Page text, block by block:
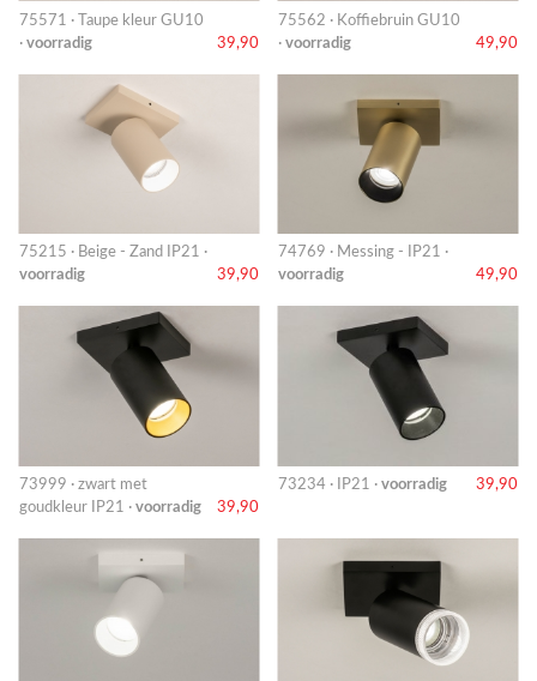
75571 · Taupe kleur GU10
· voorradig 39,90
75562 · Koffiebruin GU10
· voorradig 49,90
75215 · Beige - Zand IP21 ·
voorradig
39,90
74769 · Messing - IP21 ·
voorradig
49,90
73999 · zwart met
goudkleur IP21 · voorradig 39,90
73234 · IP21 · voorradig 39,90